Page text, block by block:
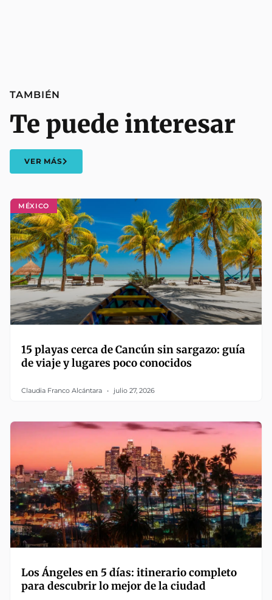
MÉXICO
15 playas cerca de Cancún sin sargazo: guía
de viaje y lugares poco conocidos
Claudia Franco Alcántara julio 27, 2026
Los Ángeles en 5 días: itinerario completo
para descubrir lo mejor de la ciudad
TAMBIÉN
Te puede interesar
VER MÁS